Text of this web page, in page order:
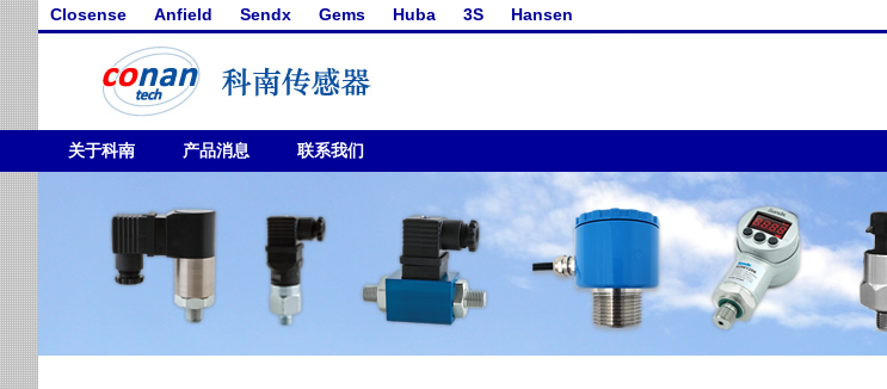
Closense Anfield Sendx Gems Huba 3S Hansen
关于科南 产品消息 联系我们